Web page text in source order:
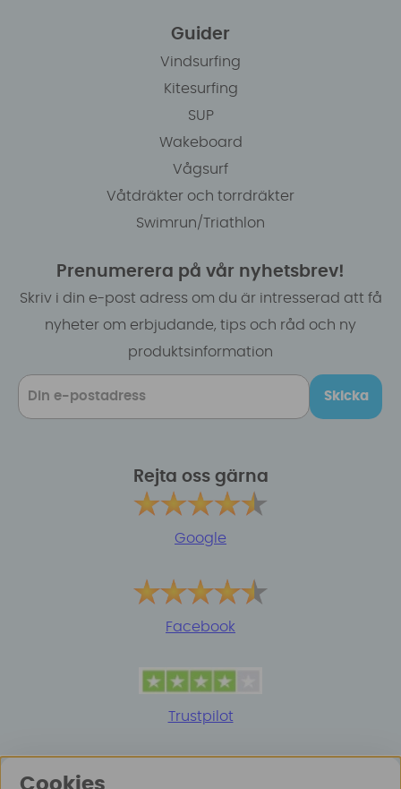
Guider
Vindsurfing
Kitesurfing
SUP
Wakeboard
Vågsurf
Våtdräkter och torrdräkter
Swimrun/Triathlon
Prenumerera på vår nyhetsbrev!
Skriv i din e-post adress om du är intresserad att få
nyheter om erbjudande, tips och råd och ny
produktsinformation
Skicka
Rejta oss gärna
Google
Facebook
Trustpilot